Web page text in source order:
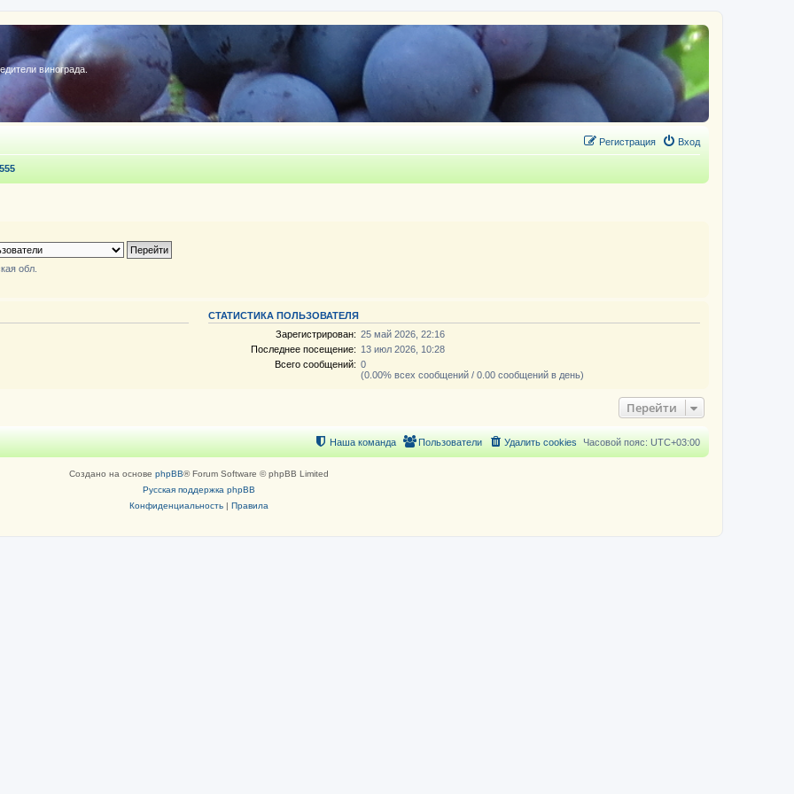
винограда.
Вход
Регистрация
обл.
СТАТИСТИКА ПОЛЬЗОВАТЕЛЯ
Зарегистрирован: 25 май 2026, 22:16
Последнее посещение: 13 июл 2026, 10:28
Всего сообщений: 0
(0.00% всех сообщений / 0.00 сообщений в день)
Перейти
Часовой пояс: UTC+03:00
Удалить cookies
Пользователи
Наша команда
Создано на основе phpBB® Forum Software © phpBB Limited
Русская поддержка phpBB
Конфиденциальность| Правила